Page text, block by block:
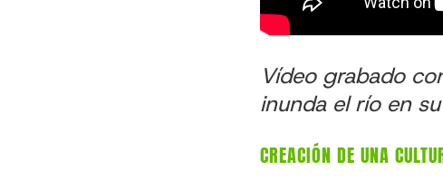
Vídeo grabado
inunda el río en
CREACIÓN DE UNA